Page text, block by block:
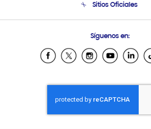
Soporte vía eMail
Sitios Oficiales
Samsung Ecuador
Samsung El Salvador
Samsung Honduras
Samsung Nicaragua
Samsung Panamá
Síguenos en: